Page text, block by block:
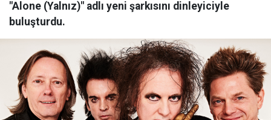
"Alone (Yalnız)" adlı yeni şarkısını dinleyiciyle
buluşturdu.